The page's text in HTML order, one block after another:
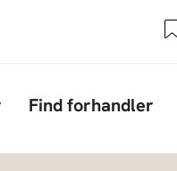
Find forhandler